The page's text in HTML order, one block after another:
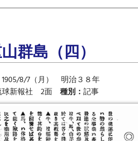
群島（四）
1905/8/7（月） 明治３８年
球新報社 2面 種別： 記事